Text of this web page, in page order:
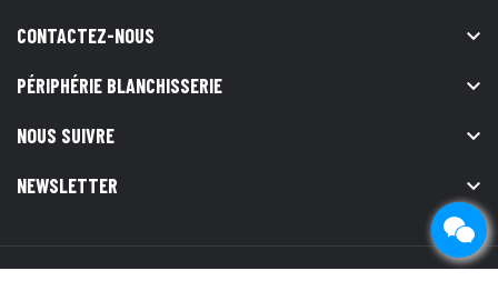
CONTACTEZ-NOUS 
PÉRIPHÉRIE BLANCHISSERIE 
NOUS SUIVRE 
NEWSLETTER 